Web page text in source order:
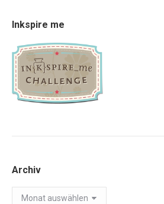
Inkspire me
Archiv
Archiv